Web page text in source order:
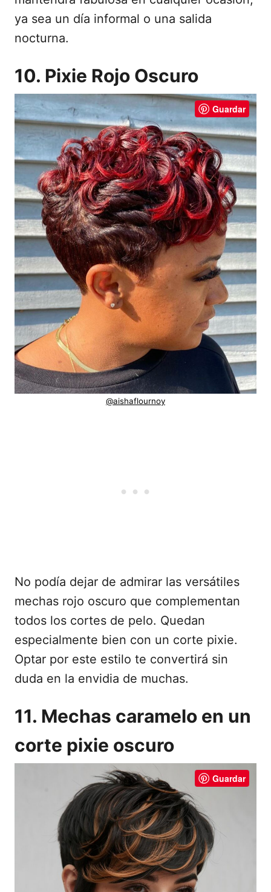
ya sea un día informal o una salida
nocturna.
10. Pixie Rojo Oscuro
Guardar
@aishaflournoy
No podía dejar de admirar las versátiles
mechas rojo oscuro que complementan
todos los cortes de pelo. Quedan
especialmente bien con un corte pixie.
Optar por este estilo te convertirá sin
duda en la envidia de muchas.
11. Mechas caramelo en un
corte pixie oscuro
Guardar